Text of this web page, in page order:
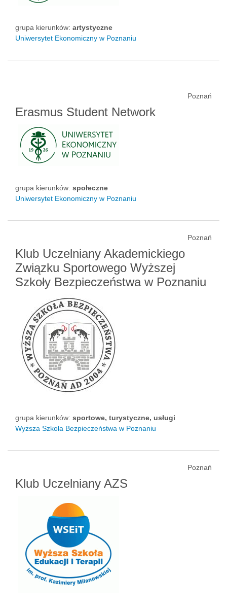
grupa kierunków: artystyczne
Uniwersytet Ekonomiczny w Poznaniu
Poznań
Erasmus Student Network
grupa kierunków: społeczne
Uniwersytet Ekonomiczny w Poznaniu
Poznań
Klub Uczelniany Akademickiego
Związku Sportowego Wyższej
Szkoły Bezpieczeństwa w Poznaniu
grupa kierunków: sportowe, turystyczne, usługi
Wyższa Szkoła Bezpieczeństwa w Poznaniu
Poznań
Klub Uczelniany AZS